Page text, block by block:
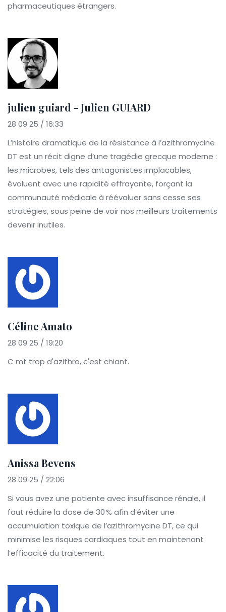
pharmaceutiques étrangers.
julien guiard - Julien GUIARD
28 09 25 / 16:33
L’histoire dramatique de la résistance à l’azithromycine
DT est un récit digne d’une tragédie grecque moderne :
les microbes, tels des antagonistes implacables,
évoluent avec une rapidité effrayante, forçant la
communauté médicale à réévaluer sans cesse ses
stratégies, sous peine de voir nos meilleurs traitements
devenir inutiles.
Céline Amato
28 09 25 / 19:20
C mt trop d'azithro, c'est chiant.
Anissa Bevens
28 09 25 / 22:06
Si vous avez une patiente avec insuffisance rénale, il
faut réduire la dose de 30 % afin d’éviter une
accumulation toxique de l’azithromycine DT, ce qui
minimise les risques cardiaques tout en maintenant
l’efficacité du traitement.